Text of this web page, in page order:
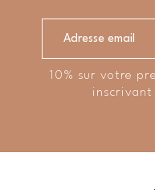
10% sur votre